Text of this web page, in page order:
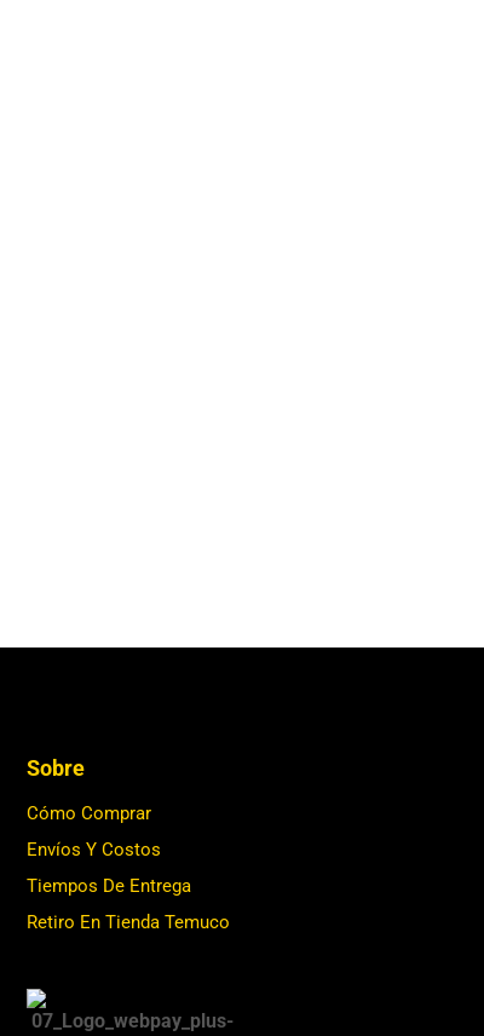
Sobre
Cómo Comprar
Envíos Y Costos
Tiempos De Entrega
Retiro En Tienda Temuco